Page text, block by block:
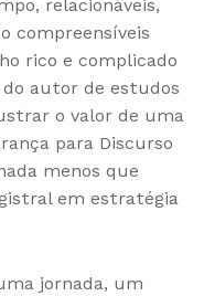
relacionáveis,
compreensíveis
rico e complicado
do autor de estudos
o valor de uma
para Discurso
menos que
em estratégia
jornada, um